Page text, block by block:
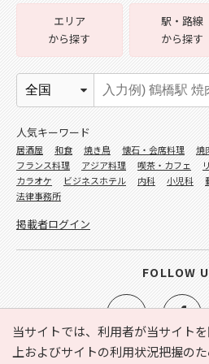
当サイトでは、利用者が当サイト
上およびサイトの利用状況把握の
エリア
から探す
駅・路線
から探す
人気キーワード
居酒屋 和食 焼き鳥 懐石・会席料理 焼
フランス料理
アジア料理 喫茶・カフェ
カラオケ
ビジネスホテル 内科 小児科
法律事務所
掲載者ログイン
FOLLOW